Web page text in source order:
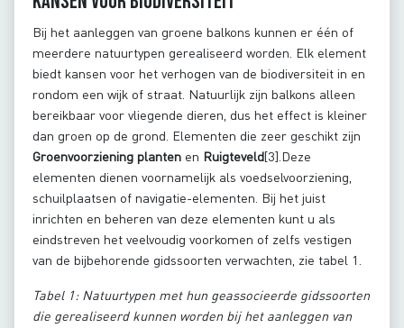
Bij het aanleggen van groene balkons kunnen er één of
meerdere natuurtypen gerealiseerd worden. Elk element
biedt kansen voor het verhogen van de biodiversiteit in en
rondom een wijk of straat. Natuurlijk zijn balkons alleen
bereikbaar voor vliegende dieren, dus het effect is kleiner
dan groen op de grond. Elementen die zeer geschikt zijn
Groenvoorziening planten en Ruigteveld[3].Deze
elementen dienen voornamelijk als voedselvoorziening,
schuilplaatsen of navigatie-elementen. Bij het juist
inrichten en beheren van deze elementen kunt u als
eindstreven het veelvoudig voorkomen of zelfs vestigen
van de bijbehorende gidssoorten verwachten, zie tabel 1.
Tabel 1: Natuurtypen met hun geassocieerde gidssoorten
die gerealiseerd kunnen worden bij het aanleggen van